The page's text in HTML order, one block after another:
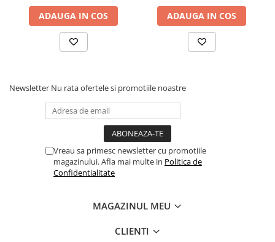
ADAUGA IN COS ADAUGA IN COS
Newsletter Nu rata ofertele si promotiile noastre
Vreau sa primesc newsletter cu promotiile
magazinului. Afla mai multe in Politica de
Confidentialitate
MAGAZINUL MEU
CLIENTI